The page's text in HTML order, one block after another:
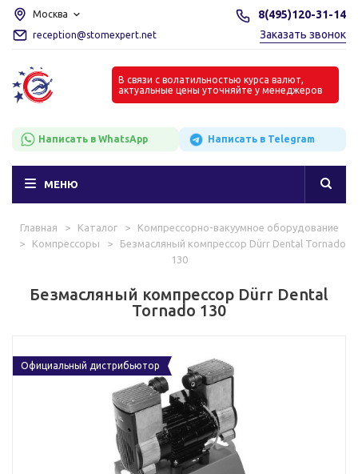
Москва
reception@stomexpert.net
8(495)120-31-14
Заказать звонок
В связи с волатильностью курса валют,
актуальные цены уточняйте у менеджеров
Написать в WhatsApp Написать в Telegram
МЕНЮ
Главная > Каталог >
Компрессорно-вакуумное оборудование
>
Компрессоры >
Безмасляный компрессор Dürr Dental Tornado
130
Безмасляный компрессор Dürr Dental
Tornado 130
Официальный дистрибьютор